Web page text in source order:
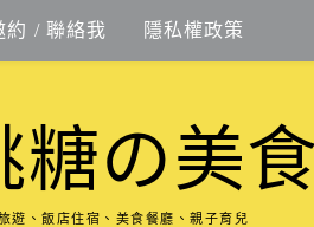
約 / 聯絡我 隱私權政策
糖の美
遊、飯店住宿、美食餐廳、親子育兒